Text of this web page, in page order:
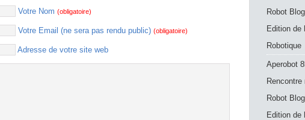
Votre Nom (obligatoire)
Votre Email (ne sera pas rendu public) (obligatoire)
Adresse de votre site web
Robot Blog
Edition de
Robotique
Aperobot
Rencontre
Robot Blog
Edition de